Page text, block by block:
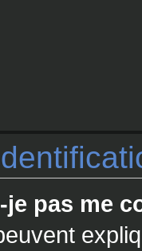
pas me